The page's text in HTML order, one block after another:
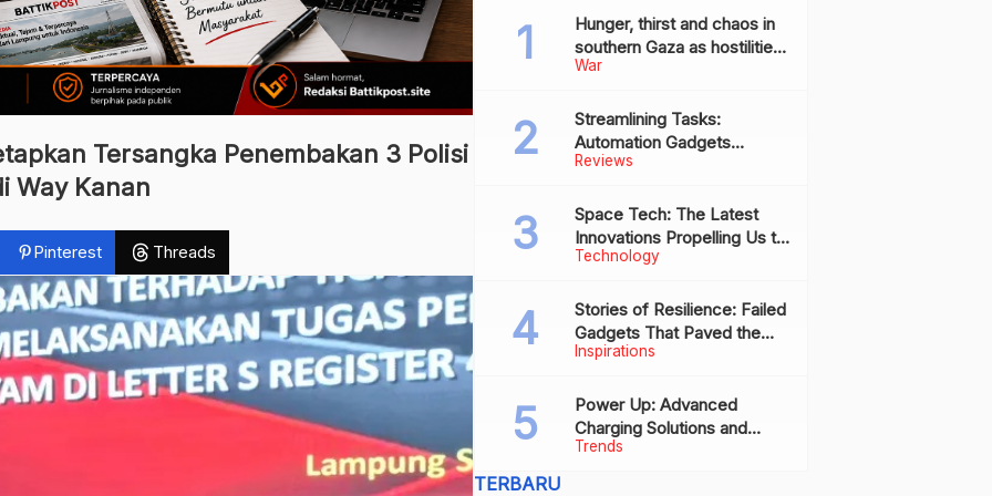
Tersangka Penembakan 3 Polisi
Way Kanan
Pinterest Threads
War
Hunger, thirst and chaos in
southern Gaza as hostilities
drive humanitarian aid to the
Reviews
Streamlining Tasks:
Automation Gadgets
Revolutionizing Everyday
Technology
Space Tech: The Latest
Innovations Propelling Us to
New Frontiers
Inspirations
Stories of Resilience: Failed
Gadgets That Paved the
Way for Future Successes
Trends
Power Up: Advanced
Charging Solutions and
Battery Tech Innovations
TERBARU